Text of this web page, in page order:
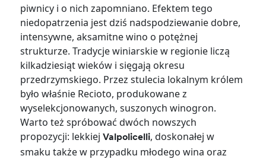
piwnicy i o nich zapomniano. Efektem tego
niedopatrzenia jest dziś nadspodziewanie dobre,
intensywne, aksamitne wino o potężnej
strukturze. Tradycje winiarskie w regionie liczą
kilkadziesiąt wieków i sięgają okresu
przedrzymskiego. Przez stulecia lokalnym królem
było właśnie Recioto, produkowane z
wyselekcjonowanych, suszonych winogron.
Warto też spróbować dwóch nowszych
propozycji: lekkiejValpolicelli, doskonałej w
smaku także w przypadku młodego wina oraz